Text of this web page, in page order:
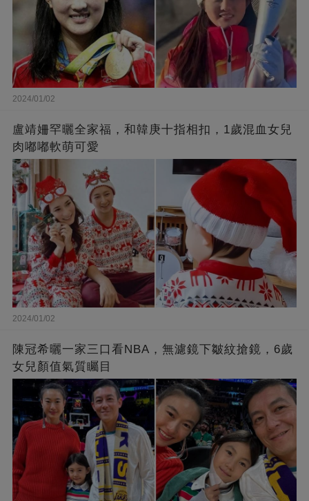
2024/01/02
盧靖姍罕曬全家福，和韓庚十指相扣，1歲混血女兒
肉嘟嘟軟萌可愛
2024/01/02
陳冠希曬一家三口看NBA，無濾鏡下皺紋搶鏡，6歲
女兒顏值氣質矚目